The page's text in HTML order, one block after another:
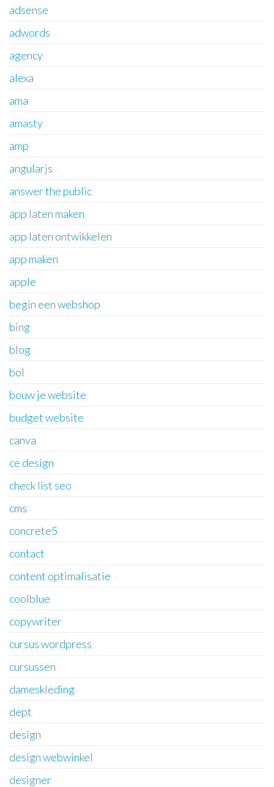
adsense
adwords
agency
alexa
ama
amasty
amp
angularjs
answer the public
app laten maken
app laten ontwikkelen
app maken
apple
begin een webshop
bing
blog
bol
bouw je website
budget website
canva
ce design
check list seo
cms
concrete5
contact
content optimalisatie
coolblue
copywriter
cursus wordpress
cursussen
dameskleding
dept
design
design webwinkel
designer